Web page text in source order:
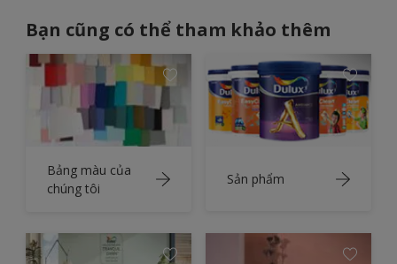
Bạn cũng có thể tham khảo thêm
Bảng màu của
chúng tôi
Sản phẩm